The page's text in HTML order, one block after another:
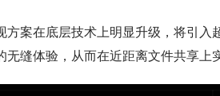
方案在底层技术上明显升级，将引
缝体验，从而在近距离文件共享上